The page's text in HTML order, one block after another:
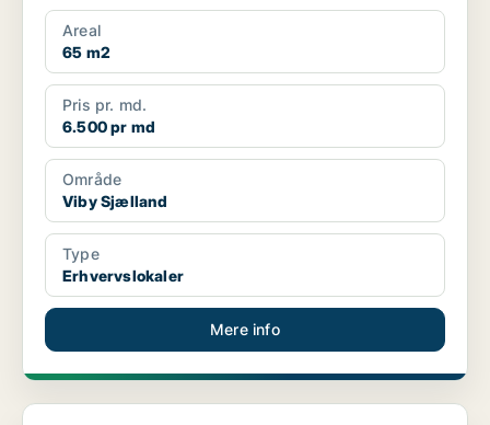
Areal
65 m2
Pris pr. md.
6.500 pr md
Område
Viby Sjælland
Type
Erhvervslokaler
Mere info
Lager i Viby Sjælland